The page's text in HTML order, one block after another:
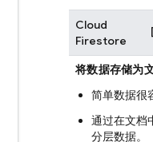
Cloud
Firestore
将数据存储为
简单数据很
通过在文档
分层数据。